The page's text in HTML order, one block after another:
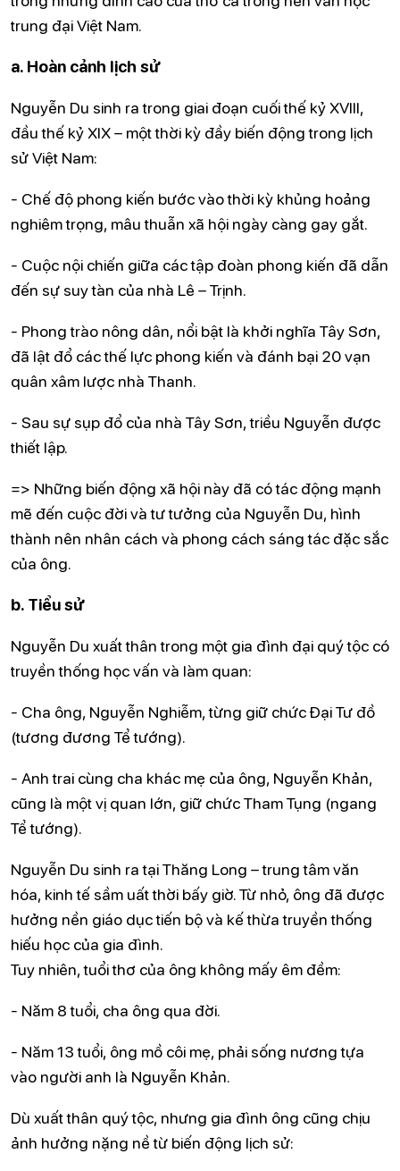
trung đại Việt Nam.
a. Hoàn cảnh lịch sử
Nguyễn Du sinh ra trong giai đoạn cuối thế kỷ XVIII,
đầu thế kỷ XIX – một thời kỳ đầy biến động trong lịch
sử Việt Nam:
- Chế độ phong kiến bước vào thời kỳ khủng hoảng
nghiêm trọng, mâu thuẫn xã hội ngày càng gay gắt.
- Cuộc nội chiến giữa các tập đoàn phong kiến đã dẫn
đến sự suy tàn của nhà Lê – Trịnh.
- Phong trào nông dân, nổi bật là khởi nghĩa Tây Sơn,
đã lật đổ các thế lực phong kiến và đánh bại 20 vạn
quân xâm lược nhà Thanh.
- Sau sự sụp đổ của nhà Tây Sơn, triều Nguyễn được
thiết lập.
=> Những biến động xã hội này đã có tác động mạnh
mẽ đến cuộc đời và tư tưởng của Nguyễn Du, hình
thành nên nhân cách và phong cách sáng tác đặc sắc
của ông.
b. Tiểu sử
Nguyễn Du xuất thân trong một gia đình đại quý tộc có
truyền thống học vấn và làm quan:
- Cha ông, Nguyễn Nghiễm, từng giữ chức Đại Tư đồ
(tương đương Tể tướng).
- Anh trai cùng cha khác mẹ của ông, Nguyễn Khản,
cũng là một vị quan lớn, giữ chức Tham Tụng (ngang
Tể tướng).
Nguyễn Du sinh ra tại Thăng Long – trung tâm văn
hóa, kinh tế sầm uất thời bấy giờ. Từ nhỏ, ông đã được
hưởng nền giáo dục tiến bộ và kế thừa truyền thống
hiếu học của gia đình.
Tuy nhiên, tuổi thơ của ông không mấy êm đềm:
- Năm 8 tuổi, cha ông qua đời.
- Năm 13 tuổi, ông mồ côi mẹ, phải sống nương tựa
vào người anh là Nguyễn Khản.
Dù xuất thân quý tộc, nhưng gia đình ông cũng chịu
ảnh hưởng nặng nề từ biến động lịch sử: